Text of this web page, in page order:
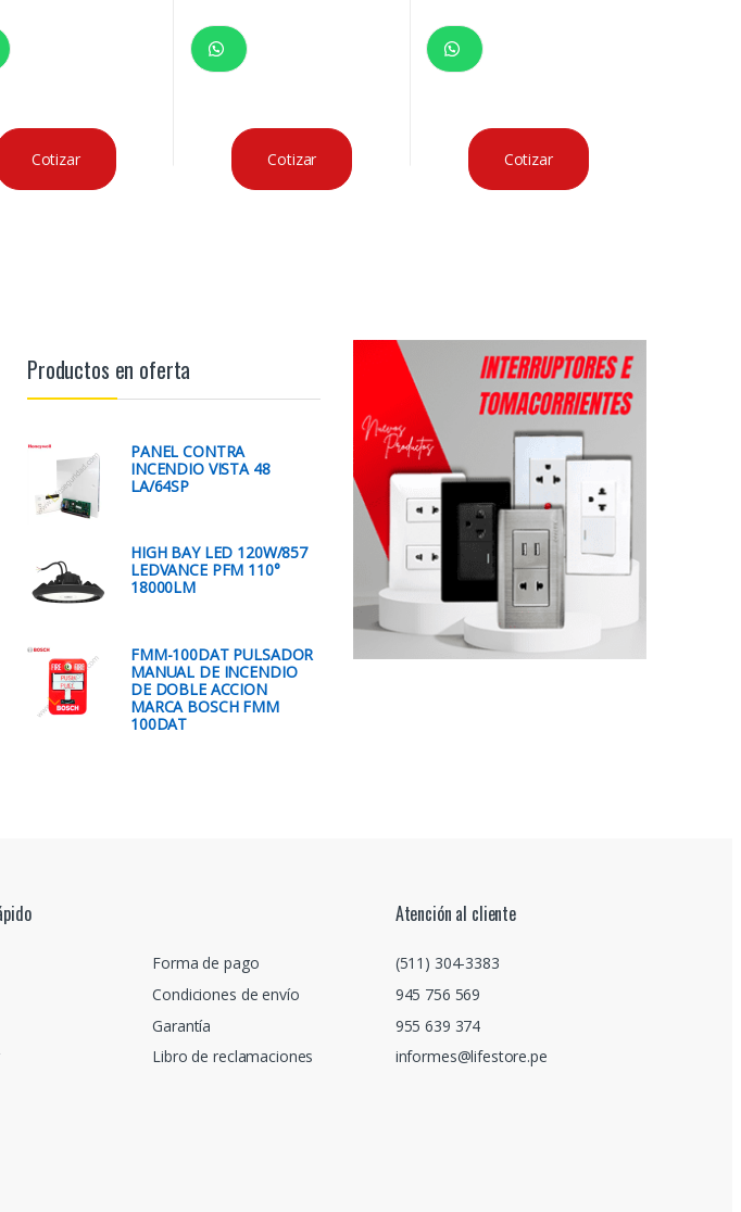
Cotizar Cotizar Cotizar
Productos en oferta
PANEL CONTRA
INCENDIO VISTA 48
LA/64SP
HIGH BAY LED 120W/857
LEDVANCE PFM 110°
18000LM
FMM-100DAT PULSADOR
MANUAL DE INCENDIO
DE DOBLE ACCION
MARCA BOSCH FMM
100DAT
Forma de pago
Condiciones de envío
Garantía
Libro de reclamaciones
Atención al cliente
(511) 304-3383
945 756 569
955 639 374
informes@lifestore.pe